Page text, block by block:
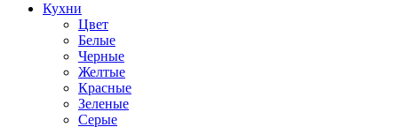
Кухни
Цвет
Белые
Черные
Желтые
Красные
Зеленые
Серые